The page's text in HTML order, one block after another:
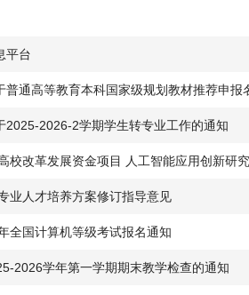
平台
普通高等教育本科国家级规划教材推荐申报
2025-2026-2学期学生转专业工作的通知
校改革发展资金项目 人工智能应用创新研
业人才培养方案修订指导意见
全国计算机等级考试报名通知
2026学年第一学期期末教学检查的通知